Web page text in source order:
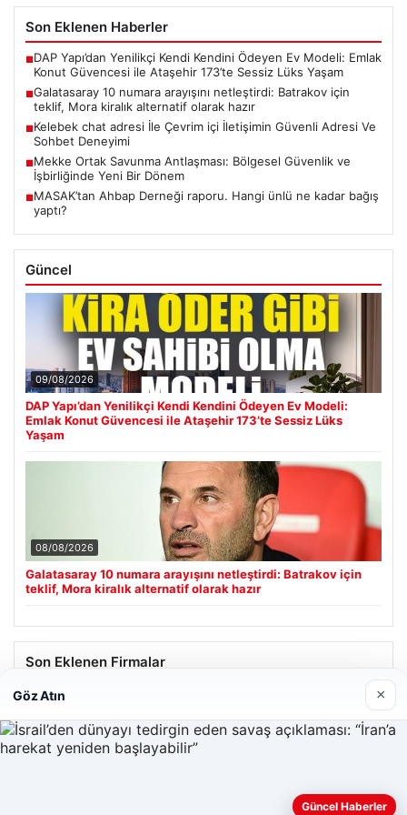
Son Eklenen Haberler
■DAP Yapı’dan Yenilikçi Kendi Kendini Ödeyen Ev Modeli: Emlak
Konut Güvencesi ile Ataşehir 173’te Sessiz Lüks Yaşam
■Galatasaray 10 numara arayışını netleştirdi: Batrakov için
teklif, Mora kiralık alternatif olarak hazır
■Kelebek chat adresi İle Çevrim içi İletişimin Güvenli Adresi Ve
Sohbet Deneyimi
■Mekke Ortak Savunma Antlaşması: Bölgesel Güvenlik ve
İşbirliğinde Yeni Bir Dönem
■MASAK’tan Ahbap Derneği raporu. Hangi ünlü ne kadar bağış
yaptı?
Güncel
09/08/2026
DAP Yapı’dan Yenilikçi Kendi Kendini Ödeyen Ev Modeli:
Emlak Konut Güvencesi ile Ataşehir 173’te Sessiz Lüks
Yaşam
08/08/2026
Galatasaray 10 numara arayışını netleştirdi: Batrakov için
teklif, Mora kiralık alternatif olarak hazır
Son Eklenen Firmalar
Göz Atın ×
Güncel Haberler